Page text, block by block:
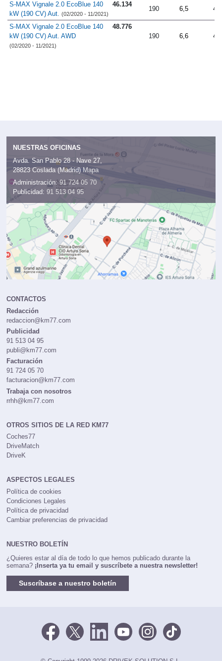
S-MAX Vignale 2.0 EcoBlue 140
kW (190 CV) Aut. (02/2020 - 11/2021)
46.134
190 6,5
S-MAX Vignale 2.0 EcoBlue 140
kW (190 CV) Aut. AWD
(02/2020 - 11/2021)
48.776
190
6,6
NUESTRAS OFICINAS
Avda. San Pablo 28 - Nave 27,
28823 Coslada (Madrid) Mapa
Administración: 91 724 05 70
Publicidad: 91 513 04 95
CONTACTOS
Redacción
redaccion@km77.com
Publicidad
91 513 04 95
publi@km77.com
Facturación
91 724 05 70
facturacion@km77.com
Trabaja con nosotros
rrhh@km77.com
OTROS SITIOS DE LA RED KM77
Coches77
DriveMatch
DriveK
ASPECTOS LEGALES
Política de cookies
Condiciones Legales
Política de privacidad
Cambiar preferencias de privacidad
NUESTRO BOLETÍN
¿Quieres estar al día de todo lo que hemos publicado durante la
semana? ¡Inserta ya tu email y suscríbete a nuestra newsletter!
Suscríbase a nuestro boletín